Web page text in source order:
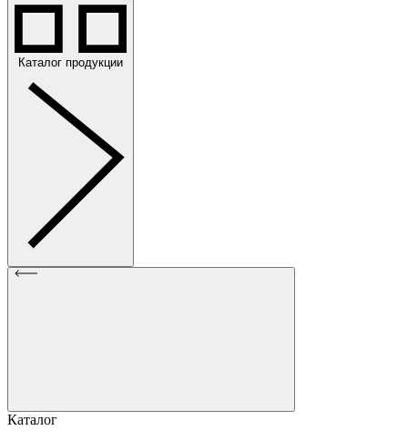
Каталог продукции
Каталог